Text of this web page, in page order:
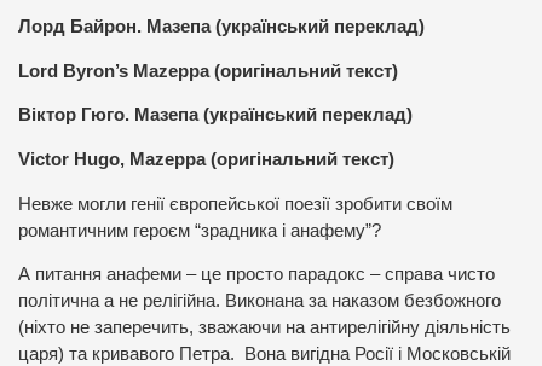
Лорд Байрон. Мазепа (український переклад)
Lord Byron’s Mazeppa (оригінальний текст)
Віктор Гюго. Мазепа (український переклад)
Victor Hugo, Mazeppa (оригінальний текст)
Невже могли генії європейської поезії зробити своїм
романтичним героєм “зрадника і анафему”?
А питання анафеми – це просто парадокс – справа чисто
політична а не релігійна. Виконана за наказом безбожного
(ніхто не заперечить, зважаючи на антирелігійну діяльність
царя) та кривавого Петра. Вона вигідна Росії і Московській